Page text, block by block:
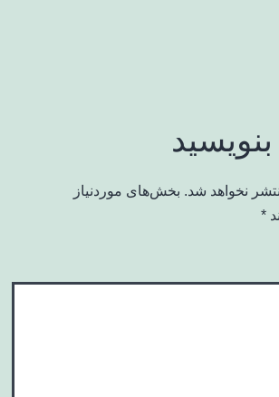
نخواهد شد. بخش‌های موردنیاز
*